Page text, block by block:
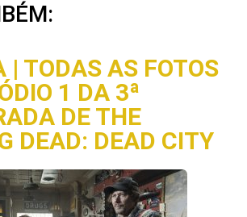
| TODAS AS FOTOS
1 DA 3ª
DE THE
DEAD: DEAD CITY